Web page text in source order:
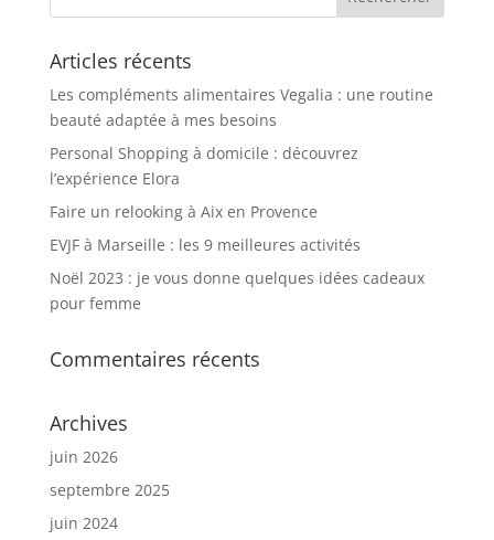
Articles récents
Les compléments alimentaires Vegalia : une routine
beauté adaptée à mes besoins
Personal Shopping à domicile : découvrez
l’expérience Elora
Faire un relooking à Aix en Provence
EVJF à Marseille : les 9 meilleures activités
Noël 2023 : je vous donne quelques idées cadeaux
pour femme
Commentaires récents
Archives
juin 2026
septembre 2025
juin 2024